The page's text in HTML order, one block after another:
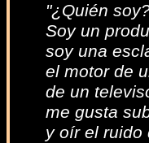
"¿Quién
Soy un
soy una
el motor de
de un
me gusta
y oír el ruido